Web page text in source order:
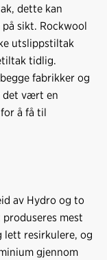
dette kan
sikt. Rockwool
utslippstiltak
tidlig.
fabrikker og
det vært en
å få til
av Hydro og to
mest
lett resirkulere, og
gjennom